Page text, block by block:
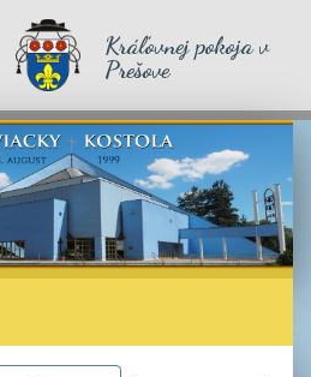
Kráľovnej pokoja v
Prešove